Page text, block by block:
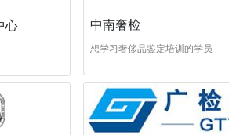
心 中南奢检
想学习奢侈品鉴定培训的学员